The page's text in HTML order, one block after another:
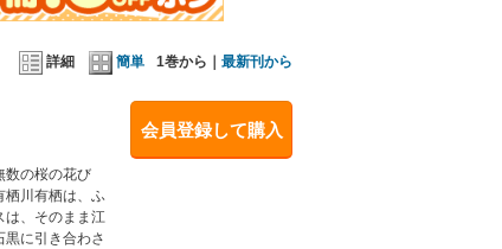
詳細 簡単 1巻から｜ 最新刊から
会員登録して購入
数の桜の花び
川有栖は、ふ
は、そのまま江
に引き合わさ